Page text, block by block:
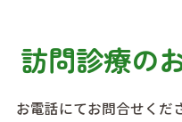
訪問診療の
お電話にてお問合せくだ